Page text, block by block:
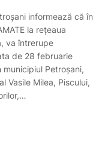
informează că în
la reţeaua
va întrerupe
de 28 februarie
Petroșani,
Vasile Milea, Piscului,